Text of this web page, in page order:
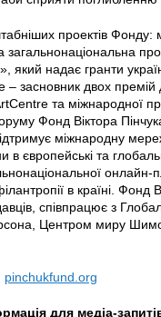
проектів Фонду:
загальнонаціональна
який надає гранти
– засновник двох
та міжнародної
Фонд Віктора
міжнародну
в європейські та
онлайн-
в країні.
співпрацює з
Центром миру
pinchukfund.org
для медіа-